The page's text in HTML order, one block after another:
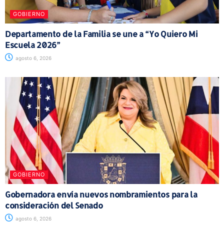
GOBIERNO
Departamento de la Familia se une a “Yo Quiero Mi
Escuela 2026”
agosto 6, 2026
GOBIERNO
Gobernadora envía nuevos nombramientos para la
consideración del Senado
agosto 6, 2026